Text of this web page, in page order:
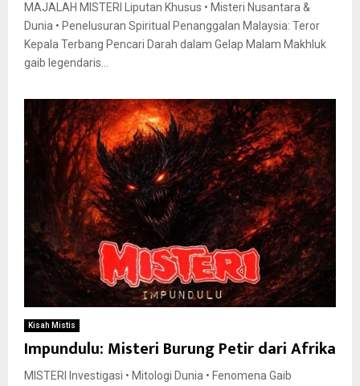
MAJALAH MISTERI Liputan Khusus • Misteri Nusantara &
Dunia • Penelusuran Spiritual Penanggalan Malaysia: Teror
Kepala Terbang Pencari Darah dalam Gelap Malam Makhluk
gaib legendaris...
Kisah Mistis
Impundulu: Misteri Burung Petir dari Afrika
MISTERI Investigasi • Mitologi Dunia • Fenomena Gaib